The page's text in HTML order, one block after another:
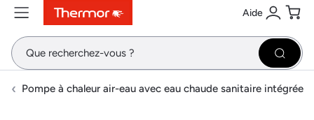
ContenuMenuRecherche Aide
Se
Pompe à chaleur air-eau avec eau chaude sanitaire intégrée